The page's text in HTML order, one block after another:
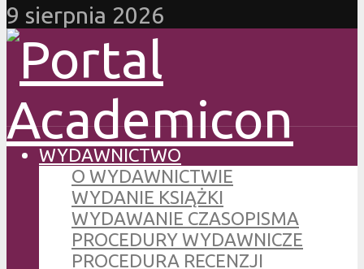
9 sierpnia 2026
WYDAWNICTWO
O WYDAWNICTWIE
WYDANIE KSIĄŻKI
WYDAWANIE CZASOPISMA
PROCEDURY WYDAWNICZE
PROCEDURA RECENZJI